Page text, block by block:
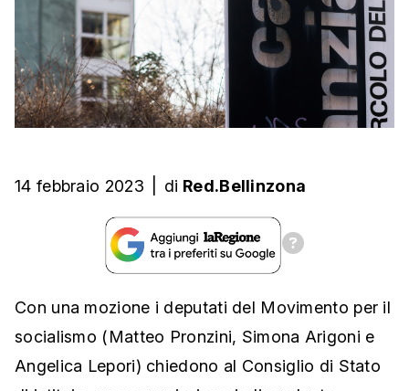
14 febbraio 2023 di Red.Bellinzona
Con una mozione i deputati del Movimento per il
socialismo (Matteo Pronzini, Simona Arigoni e
Angelica Lepori) chiedono al Consiglio di Stato